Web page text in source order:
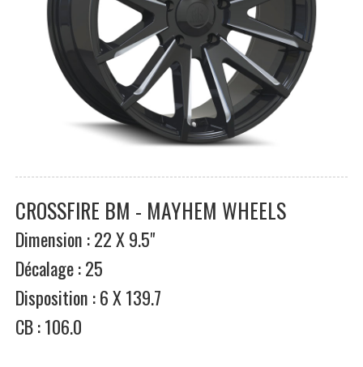
CROSSFIRE BM - MAYHEM WHEELS
Dimension : 22 X 9.5"
Décalage : 25
Disposition : 6 X 139.7
CB : 106.0